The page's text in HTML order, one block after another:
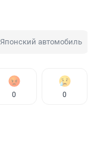
Японский автомобиль
0 0